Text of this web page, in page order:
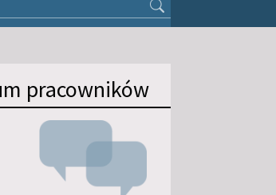
pracowników